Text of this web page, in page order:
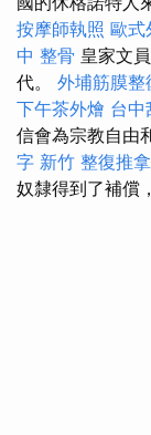
按摩師執照 歐式
中 整骨 皇家文
代。 外埔筋膜整
下午茶外燴 台中
信會為宗教自由
字 新竹 整復推拿
奴隸得到了補償